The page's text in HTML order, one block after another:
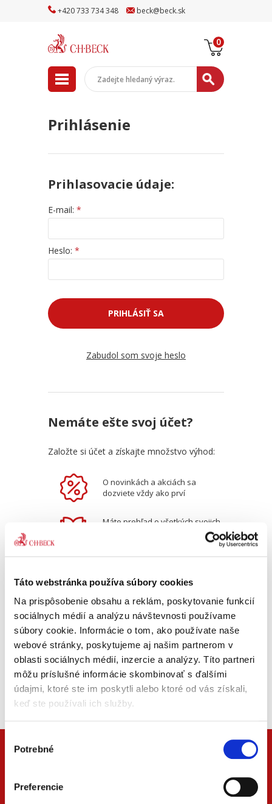
Táto webstránka používa súbory cookies
Na prispôsobenie obsahu a reklám, poskytovanie funkcií
sociálnych médií a analýzu návštevnosti používame
súbory cookie. Informácie o tom, ako používate naše
webové stránky, poskytujeme aj našim partnerom v
oblasti sociálnych médií, inzercie a analýzy. Títo partneri
môžu príslušné informácie skombinovať s ďalšími
údajmi, ktoré ste im poskytli alebo ktoré od vás získali,
keď ste používali ich služby.
súhlasu
Potrebné
Preferencie
+420733 734348 beck@beck.sk
0
Prihlásenie
Prihlasovacie údaje:
E-mail: *
Heslo: *
PRIHLÁSIŤ SA
Zabudol som svoje heslo
Nemáte ešte svoj účet?
Založte si účet a získajte množstvo výhod:
O novinkách a akciách sa
dozviete vždy ako prví
Máte prehľad o všetkých svojich
Vaše údaje zostávajú uložené
aj pre ďalšie prihlásenie
REGISTROVAŤ